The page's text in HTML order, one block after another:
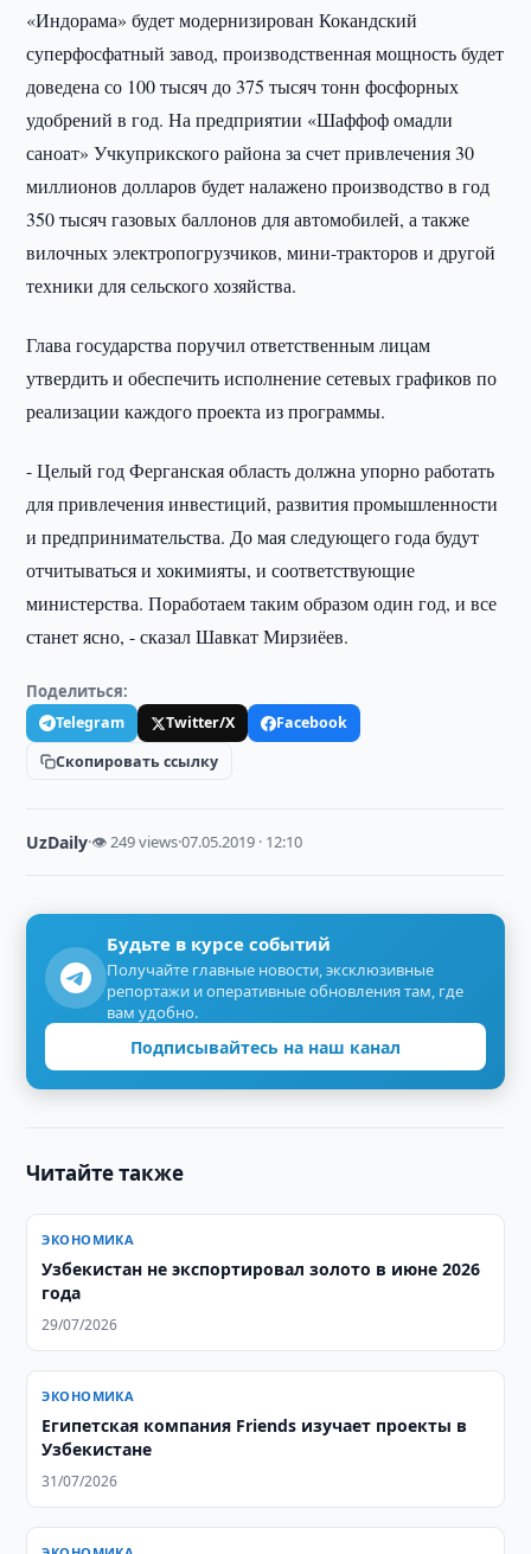
«Индорама» будет модернизирован Кокандский
суперфосфатный завод, производственная мощность будет
доведена со 100 тысяч до 375 тысяч тонн фосфорных
удобрений в год. На предприятии «Шаффоф омадли
саноат» Учкуприкского района за счет привлечения 30
миллионов долларов будет налажено производство в год
350 тысяч газовых баллонов для автомобилей, а также
вилочных электропогрузчиков, мини-тракторов и другой
техники для сельского хозяйства.
Глава государства поручил ответственным лицам
утвердить и обеспечить исполнение сетевых графиков по
реализации каждого проекта из программы.
- Целый год Ферганская область должна упорно работать
для привлечения инвестиций, развития промышленности
и предпринимательства. До мая следующего года будут
отчитываться и хокимияты, и соответствующие
министерства. Поработаем таким образом один год, и все
станет ясно, - сказал Шавкат Мирзиёев.
Поделиться:
Telegram Twitter/X
Facebook
Скопировать ссылку
UzDaily·👁 249 views·07.05.2019 · 12:10
Будьте в курсе событий
Получайте главные новости, эксклюзивные
репортажи и оперативные обновления там, где
вам удобно.
Подписывайтесь на наш канал
Читайте также
ЭКОНОМИКА
Узбекистан не экспортировал золото в июне 2026
года
29/07/2026
ЭКОНОМИКА
Египетская компания Friends изучает проекты в
Узбекистане
31/07/2026